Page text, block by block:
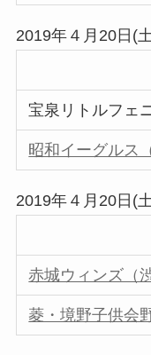
2019年４月20日
宝泉リトルフェ
昭和イーグルス
2019年４月20日
赤城ウィンズ（
菱・境野子供会